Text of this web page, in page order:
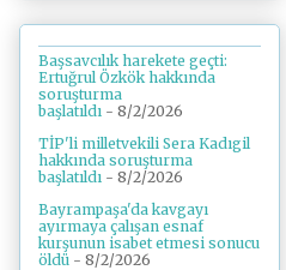
Başsavcılık harekete geçti:
Ertuğrul Özkök hakkında
soruşturma
başlatıldı - 8/2/2026
TİP'li milletvekili Sera Kadıgil
hakkında soruşturma
başlatıldı - 8/2/2026
Bayrampaşa'da kavgayı
ayırmaya çalışan esnaf
kurşunun isabet etmesi sonucu
öldü - 8/2/2026